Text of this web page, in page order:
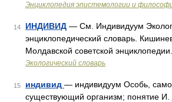
Энциклопедия эпистемологии и
14 ИНДИВИД — См. Индивидуум
энциклопедический словарь.
Молдавской советской
Экологический словарь
15 индивид — индивидуум Особь,
существующий организм; понятие И.